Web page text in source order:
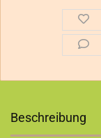
Beschreibung